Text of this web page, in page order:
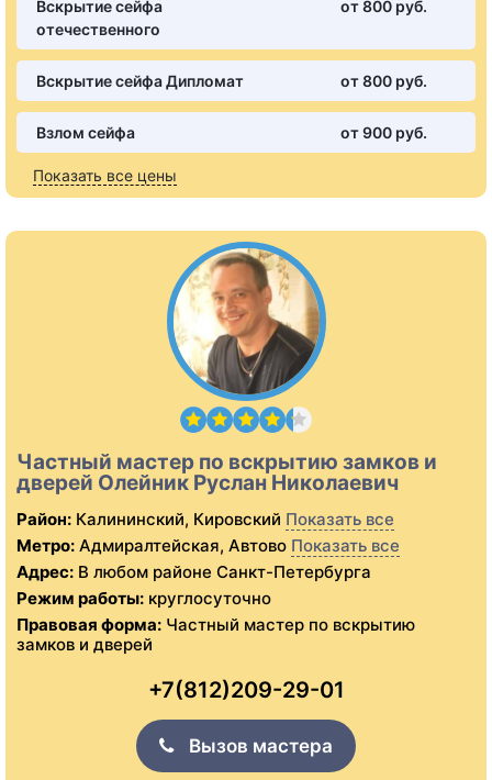
Вскрытие сейфа
отечественного
от 800 pуб.
Вскрытие сейфа Дипломат от 800 pуб.
Взлом сейфа от 900 pуб.
Показать все цены
Частный мастер по вскрытию замков и
дверей Олейник Руслан Николаевич
Район: Калининский, Кировский Показать все
Метро: Адмиралтейская, Автово Показать все
Адрес: В любом районе Санкт-Петербурга
Режим работы: круглосуточно
Правовая форма: Частный мастер по вскрытию
замков и дверей
+7(812)209-29-01
Вызов мастера